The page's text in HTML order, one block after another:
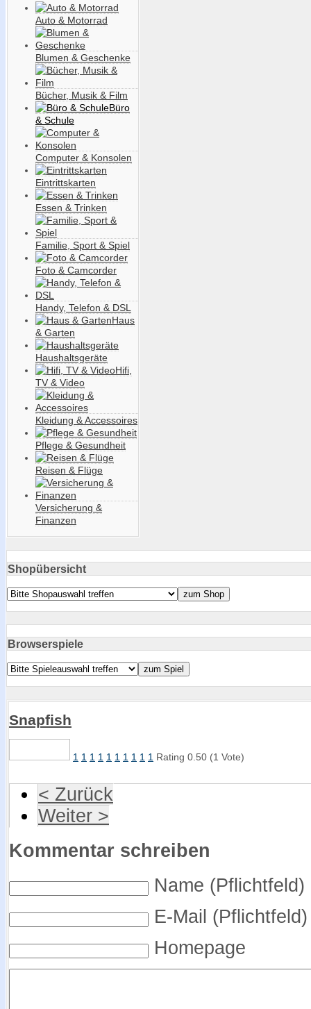
Auto & Motorrad
Blumen & Geschenke
Bücher, Musik & Film
Büro
& Schule
Computer & Konsolen
Eintrittskarten
Essen & Trinken
Familie, Sport & Spiel
Foto & Camcorder
Handy, Telefon & DSL
Haus
& Garten
Haushaltsgeräte
Hifi,
TV & Video
Kleidung & Accessoires
Pflege & Gesundheit
Reisen & Flüge
Versicherung &
Finanzen
Shopübersicht
Browserspiele
Snapfish
1 1 1 1 1 1 1 1 1 1 Rating 0.50 (1 Vote)
< Zurück
Weiter >
Kommentar schreiben
Name (Pflichtfeld)
E-Mail (Pflichtfeld)
Homepage